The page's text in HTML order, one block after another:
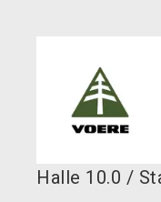
Halle 10.0 /